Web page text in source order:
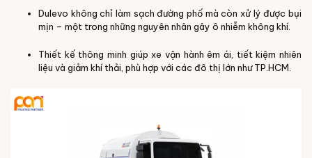
Dulevo không chỉ làm sạch đường phố mà còn xử lý được bụi
mịn – một trong những nguyên nhân gây ô nhiễm không khí.
Thiết kế thông minh giúp xe vận hành êm ái, tiết kiệm nhiên
liệu và giảm khí thải, phù hợp với các đô thị lớn như TP.HCM.